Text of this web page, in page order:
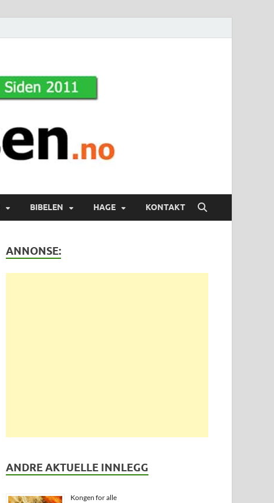
BIBELEN HAGE KONTAKT
ANNONSE:
ANDRE AKTUELLE INNLEGG
Kongen for alle